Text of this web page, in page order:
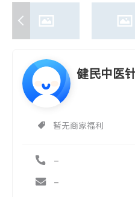
健民中医
暂无商家福利
-
-